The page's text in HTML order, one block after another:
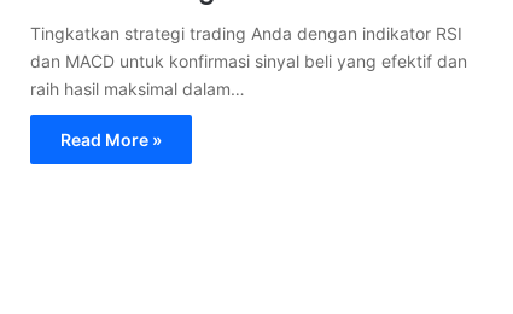
Tingkatkan strategi trading Anda dengan indikator RSI
dan MACD untuk konfirmasi sinyal beli yang efektif dan
raih hasil maksimal dalam…
Read More »